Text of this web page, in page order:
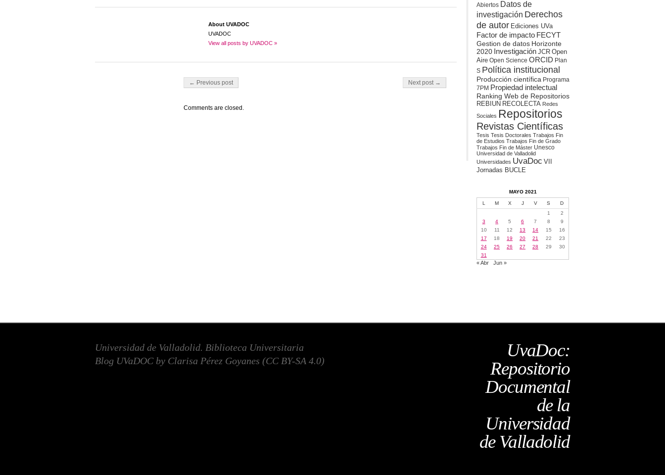
About UVADOC
UVADOC
View all posts by UVADOC »
Post navigation
← Previous post Next post →
Comments are closed.
Abiertos Datos de
investigación Derechos
de autor Ediciones UVa
Factor de impacto FECYT
Gestion de datos Horizonte
2020 Investigación JCR Open
Aire Open Science ORCID Plan
S Política institucional
Producción científica Programa
7PM Propiedad intelectual
Ranking Web de Repositorios
REBIUN RECOLECTA Redes
Sociales Repositorios
Revistas Científicas
Tesis Tesis Doctorales Trabajos Fin
de Estudios Trabajos Fin de Grado
Trabajos Fin de Máster Unesco
Universidad de Valladolid
Universidades UvaDoc VII
Jornadas BUCLE
MAYO 2021
L M X J V S
D
1
2
3
4 5 6 7 8
9
10
11 12 13 14 15
16
17
18 19 20 21 22
23
24
25 26 27 28 29
30
31
« Abr Jun »
UvaDoc:
Repositorio
Documental
de la
Universidad
de Valladolid
Universidad de Valladolid. Biblioteca Universitaria
Blog UVaDOC by Clarisa Pérez Goyanes (CC BY-SA 4.0)